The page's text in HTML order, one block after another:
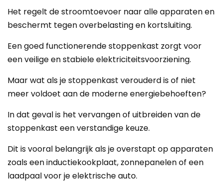
Het regelt de stroomtoevoer naar alle apparaten en
beschermt tegen overbelasting en kortsluiting.
Een goed functionerende stoppenkast zorgt voor
een veilige en stabiele elektriciteitsvoorziening.
Maar wat als je stoppenkast verouderd is of niet
meer voldoet aan de moderne energiebehoeften?
In dat geval is het vervangen of uitbreiden van de
stoppenkast een verstandige keuze.
Dit is vooral belangrijk als je overstapt op apparaten
zoals een inductiekookplaat, zonnepanelen of een
laadpaal voor je elektrische auto.